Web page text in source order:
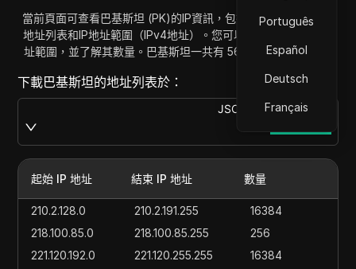
Português
Español
Deutsch
Français
當前頁面可查看巴基斯坦 (PK)的IP資訊，包括完整的巴基斯坦IP
地址列表和IP地址範圍（IPv4地址）。您可以獲取並複製每個地
址範圍，並了解其數量。巴基斯坦一共有 5629696 個IP地址。
下載巴基斯坦的地址列表於：
JSON
起始 IP 地址 結束 IP 地址 數量
210.2.128.0 210.2.191.255
16384
218.100.85.0
218.100.85.255
256
221.120.192.0
221.120.255.255
16384